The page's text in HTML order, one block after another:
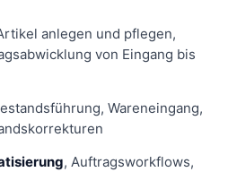
anlegen und pflegen,
von Eingang bis
Wareneingang,
, Auftragsworkflows,